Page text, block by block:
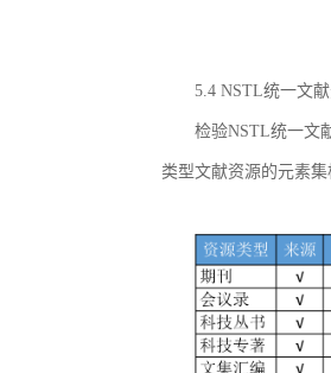
5.4 NSTL统一文
检验NSTL统一文
类型文献资源的元素